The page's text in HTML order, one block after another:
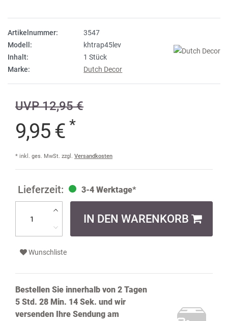
Artikelnummer:
3547
Modell:
khtrap45lev
Inhalt:
1 Stück
Marke:
Dutch Decor
UVP 12,95 €
9,95 € *
* inkl. ges. MwSt. zzgl. Versandkosten
3-4 Werktage*
IN DEN WARENKORB
Wunschliste
Bestellen Sie innerhalb von 2 Tagen
5 Std. 28 Min. 14 Sek. und wir
versenden Ihre Sendung am